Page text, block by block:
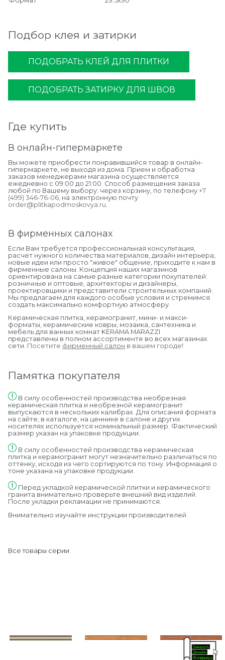
Подбор клея и затирки
ПОДОБРАТЬ КЛЕЙ ДЛЯ ПЛИТКИ
ПОДОБРАТЬ ЗАТИРКУ ДЛЯ ШВОВ
Где купить
В онлайн-гипермаркете
Вы можете приобрести понравившийся товар в онлайн-
гипермаркете, не выходя из дома. Прием и обработка
заказов менеджерами магазина осуществляется
ежедневно с 09:00 до 21:00. Способ размещения заказа
любой по Вашему выбору: через корзину, по телефону +7
(499) 346-76-06, на электронную почту
order@plitkapodmoskovya.ru.
В фирменных салонах
Если Вам требуется профессиональная консультация,
расчет нужного количества материалов, дизайн интерьера,
новые идеи или просто "живое" общение, приходите к нам в
фирменные салоны. Концепция наших магазинов
ориентирована на самые разные категории покупателей:
розничные и оптовые, архитекторы и дизайнеры,
проектировщики и представители строительных компаний.
Мы предлагаем для каждого особые условия и стремимся
создать максимально комфортную атмосферу.
Керамическая плитка, керамогранит, мини- и макси-
форматы, керамические ковры, мозаика, сантехника и
мебель для ванных комнат KERAMA MARAZZI
представлены в полном ассортименте во всех магазинах
сети. Посетите фирменный салон в вашем городе!
Памятка покупателя
В силу особенностей производства необрезная
керамическая плитка и необрезной керамогранит
выпускаются в нескольких калибрах. Для описания формата
на сайте, в каталоге, на ценнике в салоне и других
носителях используется номинальный размер. Фактический
размер указан на упаковке продукции.
В силу особенностей производства керамическая
плитка и керамогранит могут незначительно различаться по
оттенку, исходя из чего сортируются по тону. Информация о
тоне указана на упаковке продукции.
Перед укладкой керамической плитки и керамического
гранита внимательно проверьте внешний вид изделий.
После укладки рекламации не принимаются.
Внимательно изучайте инструкции производителей.
Все товары серии